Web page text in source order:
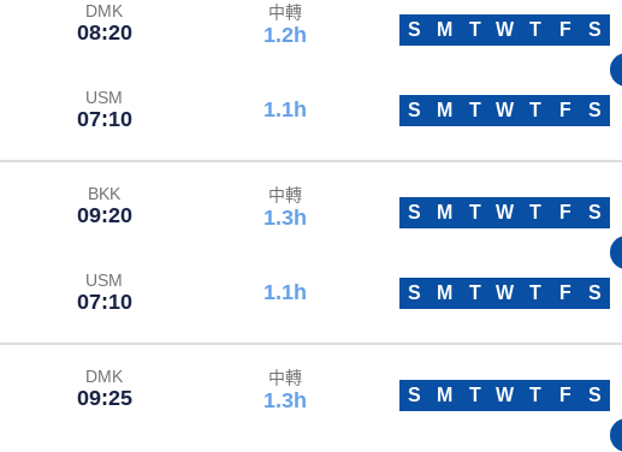
DMK
08:20
中轉
1.2h S M T W T F S
USM
07:10 1.1h S M T W T F S
BKK
09:20
中轉
1.3h S M T W T F S
USM
07:10 1.1h S M T W T F S
DMK
09:25
中轉
1.3h S M T W T F S